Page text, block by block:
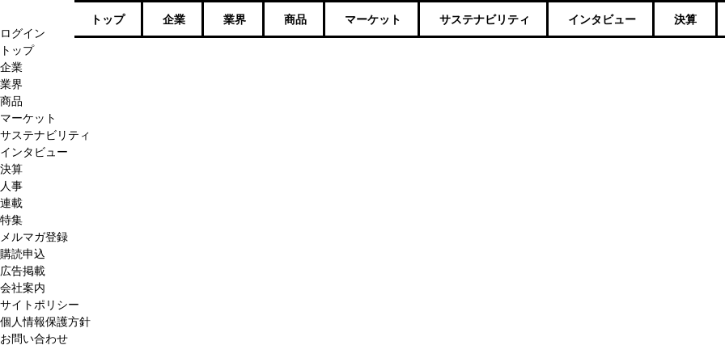
ログイン
トップ
企業
業界
商品
マーケット
サステナビリティ
インタビュー
決算
人事
連載
特集
メルマガ登録
購読申込
広告掲載
会社案内
サイトポリシー
個人情報保護方針
お問い合わせ
トップ 企業 業界 商品 マーケット サステナビリティ インタビュー 決算